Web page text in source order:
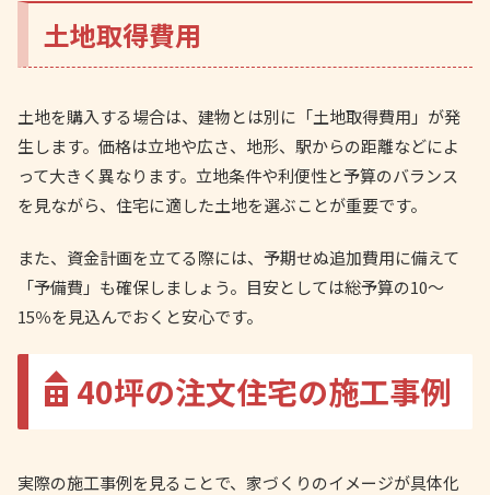
土地取得費用
土地を購入する場合は、建物とは別に「土地取得費用」が発
生します。価格は立地や広さ、地形、駅からの距離などによ
って大きく異なります。立地条件や利便性と予算のバランス
を見ながら、住宅に適した土地を選ぶことが重要です。
また、資金計画を立てる際には、予期せぬ追加費用に備えて
「予備費」も確保しましょう。目安としては総予算の10～
15％を見込んでおくと安心です。
40坪の注文住宅の施工事例
実際の施工事例を見ることで、家づくりのイメージが具体化